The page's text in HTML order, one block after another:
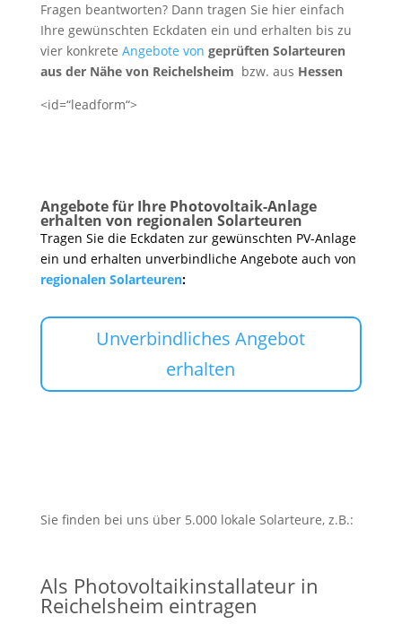
Fragen beantworten? Dann tragen Sie hier einfach
Ihre gewünschten Eckdaten ein und erhalten bis zu
vier konkrete Angebote von geprüften Solarteuren
aus der Nähe von Reichelsheim bzw. aus Hessen
<id=“leadform“>
Angebote für Ihre Photovoltaik-Anlage
erhalten von regionalen Solarteuren
Tragen Sie die Eckdaten zur gewünschten PV-Anlage
ein und erhalten unverbindliche Angebote auch von
regionalen Solarteuren:
Unverbindliches Angebot
erhalten
Sie finden bei uns über 5.000 lokale Solarteure, z.B.:
Als Photovoltaikinstallateur in
Reichelsheim eintragen